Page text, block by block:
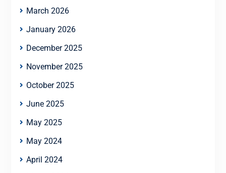
March 2026
January 2026
December 2025
November 2025
October 2025
June 2025
May 2025
May 2024
April 2024